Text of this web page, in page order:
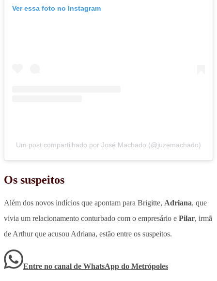
Ver essa foto no Instagram
Um post compartilhado por José Machado (@juzemachado)
Os suspeitos
Além dos novos indícios que apontam para Brigitte, Adriana, que
vivia um relacionamento conturbado com o empresário e Pilar, irmã
de Arthur que acusou Adriana, estão entre os suspeitos.
Entre no canal de WhatsApp do Metrópoles